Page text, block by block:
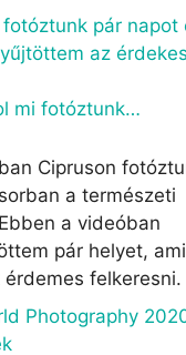
mi fotóztunk…
Cipruson
a természeti
a videóban
pár helyet,
felkeresni.